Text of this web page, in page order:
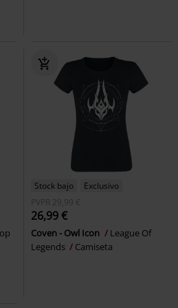
Stock bajo
Exclusivo
PVPR 29,99 €
26,99 €
Coven - Owl Icon
League Of
Legends
Camiseta